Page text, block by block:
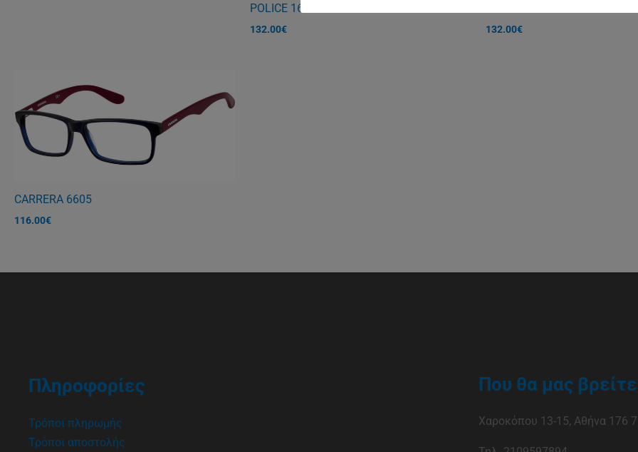
POLICE 1697 W
132.00€ 132.00€
CARRERA 6605
116.00€
Πληροφορίες
Τρόποι πληρωμής
Τρόποι αποστολής
Που θα μας βρείτε
Χαροκόπου 13-15, Αθήνα 176